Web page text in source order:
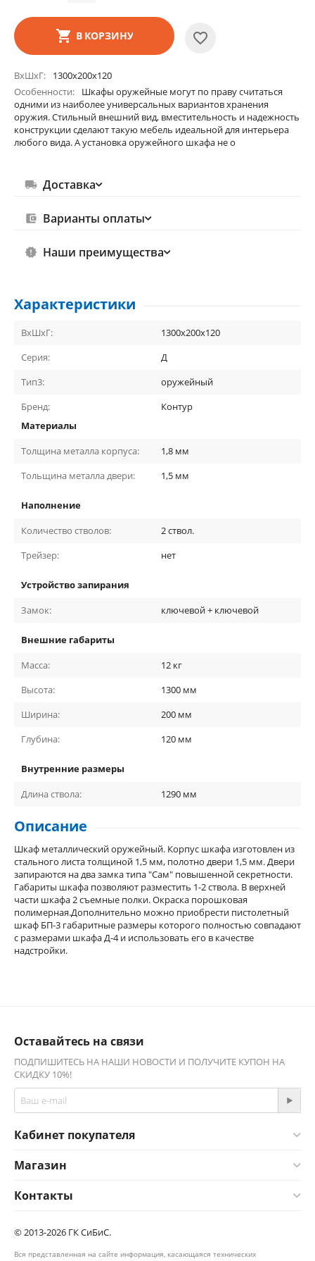
В КОРЗИНУ
ВхШхГ
1300х200х120
Особенности
Шкафы оружейные могут по праву считаться
одними из наиболее универсальных вариантов хранения
оружия. Стильный внешний вид, вместительность и надежность
конструкции сделают такую мебель идеальной для интерьера
любого вида. А установка оружейного шкафа не о
Доставка
Варианты оплаты
Наши преимущества
Характеристики
ВхШхГ:
1300х200х120
Серия:
Д
Тип3:
оружейный
Бренд:
Контур
Материалы
Толщина металла корпуса:
1,8 мм
Тольщина металла двери:
1,5 мм
Наполнение
Количество стволов:
2ствол.
Трейзер:
нет
Устройство запирания
Замок:
ключевой + ключевой
Внешние габариты
Масса:
12 кг
Высота:
1300 мм
Ширина:
200 мм
Глубина:
120 мм
Внутренние размеры
Длина ствола:
1290 мм
Описание
Шкаф металлический оружейный. Корпус шкафа изготовлен из
стального листа толщиной 1,5 мм, полотно двери 1,5 мм. Двери
запираются на два замка типа "Сам" повышенной секретности.
Габариты шкафа позволяют разместить 1-2 ствола. В верхней
части шкафа 2 съемные полки. Окраска порошковая
полимерная.Дополнительно можно приобрести пистолетный
шкаф БП-3 габаритные размеры которого полностью совпадают
с размерами шкафа Д-4 и использовать его в качестве
надстройки.
Оставайтесь на связи
ПОДПИШИТЕСЬ НА НАШИ НОВОСТИ И ПОЛУЧИТЕ КУПОН НА
СКИДКУ 10%!
Кабинет покупателя
Магазин
Контакты
© 2013-2026 ГК СиБиС.
Вся представленная на сайте информация, касающаяся технических